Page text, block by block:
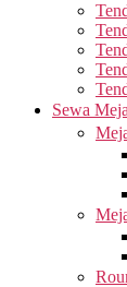
Sewa Meja